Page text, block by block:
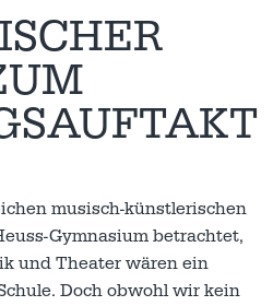
musisch-künstlerischen
Gymnasium betrachtet,
und Theater wären ein
Doch obwohl wir kein